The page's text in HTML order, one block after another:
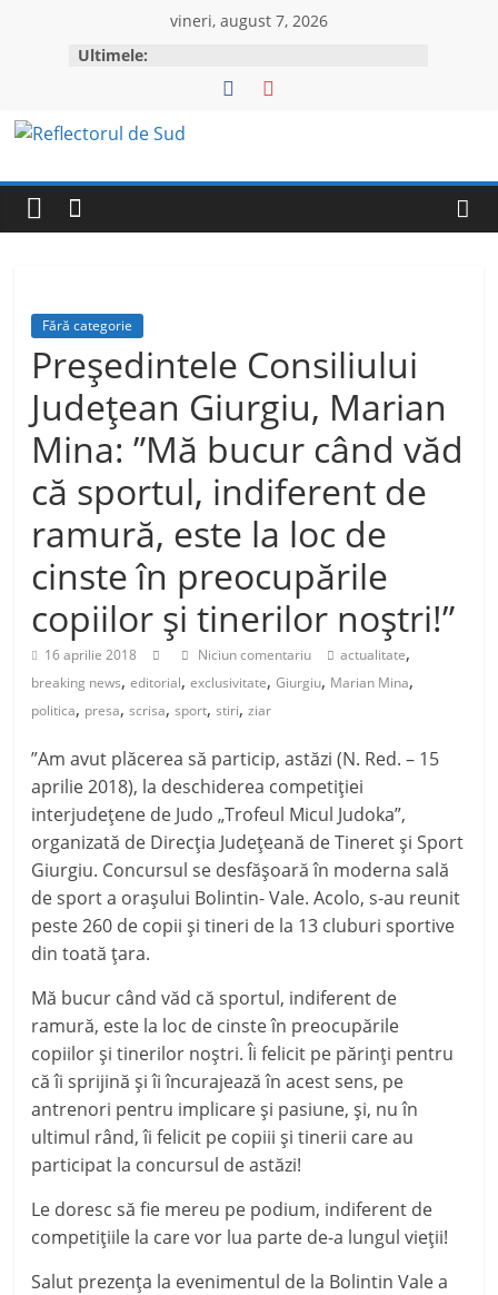
vineri, august 7, 2026
Ultimele:
Reflectorul
de
Fără categorie
Preşedintele Consiliului
Judeţean Giurgiu, Marian
Mina: ”Mă bucur când văd
că sportul, indiferent de
ramură, este la loc de
cinste în preocupările
copiilor şi tinerilor noştri!”
16 aprilie 2018 Niciun comentariu actualitate,
breaking news,editorial,exclusivitate,Giurgiu, Marian Mina,
politica, presa,scrisa,sport,stiri,ziar
”Am avut plăcerea să particip, astăzi (N. Red. – 15
aprilie 2018), la deschiderea competiţiei
interjudeţene de Judo „Trofeul Micul Judoka”,
organizată de Direcţia Judeţeană de Tineret şi Sport
Giurgiu. Concursul se desfăşoară în moderna sală
de sport a oraşului Bolintin- Vale. Acolo, s-au reunit
peste 260 de copii şi tineri de la 13 cluburi sportive
din toată ţara.
Mă bucur când văd că sportul, indiferent de
ramură, este la loc de cinste în preocupările
copiilor şi tinerilor noştri. Îi felicit pe părinţi pentru
că îi sprijină şi îi încurajează în acest sens, pe
antrenori pentru implicare şi pasiune, şi, nu în
ultimul rând, îi felicit pe copiii şi tinerii care au
participat la concursul de astăzi!
Le doresc să fie mereu pe podium, indiferent de
competiţiile la care vor lua parte de-a lungul vieţii!
Salut prezenţa la evenimentul de la Bolintin Vale a